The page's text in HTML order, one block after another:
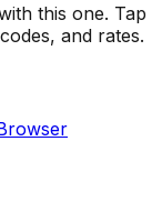
this one. Tap
and rates.